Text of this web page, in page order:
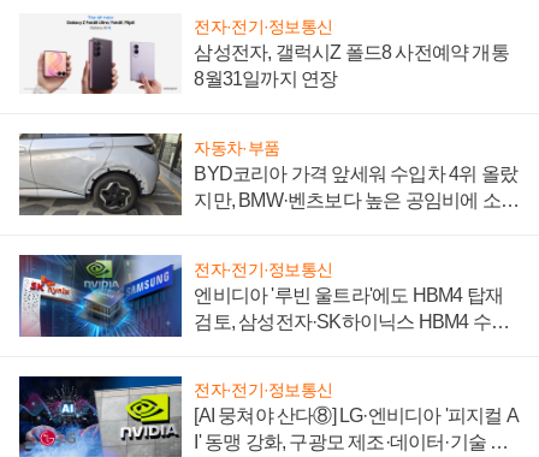
전자·전기·정보통신
삼성전자, 갤럭시Z 폴드8 사전예약 개통
8월31일까지 연장
자동차·부품
BYD코리아 가격 앞세워 수입차 4위 올랐
지만, BMW·벤츠보다 높은 공임비에 소비
전자·전기·정보통신
엔비디아 '루빈 울트라'에도 HBM4 탑재
검토, 삼성전자·SK하이닉스 HBM4 수율
전자·전기·정보통신
[AI 뭉쳐야 산다⑧] LG·엔비디아 '피지컬 A
I' 동맹 강화, 구광모 제조·데이터·기술 결